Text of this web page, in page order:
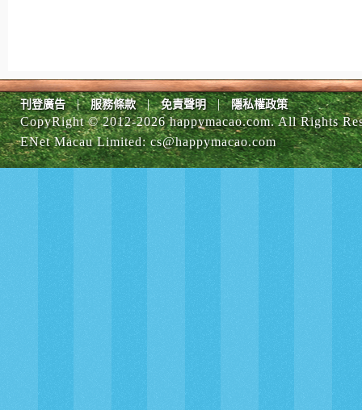
刊登廣告 | 服務條款 | 免責聲明 | 隱私權政策
CopyRight © 2012-2026 happymacao.com. All Rights
ENet Macau Limited:cs@happymacao.com